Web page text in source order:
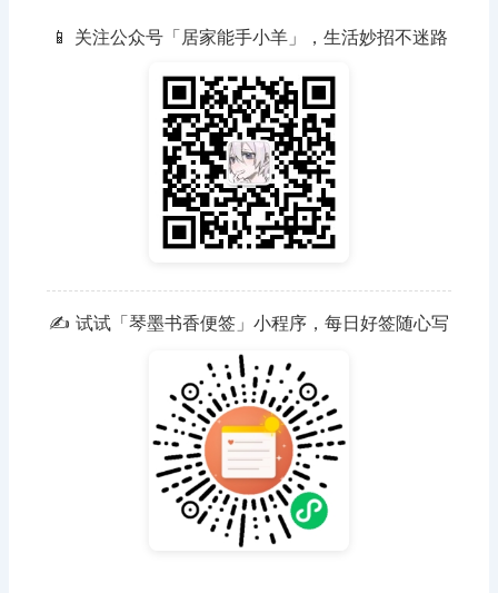
📱 关注公众号「居家能手小羊」，生活妙招不迷路
✍️ 试试「琴墨书香便签」小程序，每日好签随心写